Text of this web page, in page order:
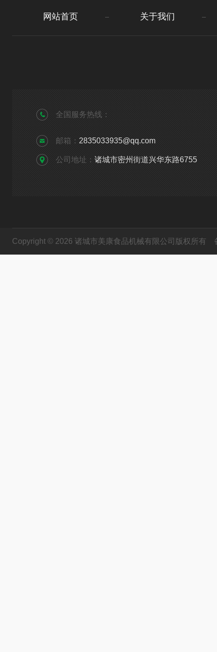
网站首页 关于我们
全国服务热线：
邮箱： 2835033935@qq.com
公司地址： 诸城市密州街道兴华东路6755
Copyright © 2026 诸城市美康食品机械有限公司版权所有